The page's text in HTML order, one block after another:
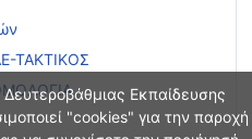
Εκπαίδευσης
"cookies" για την παροχή
ΤΑΚΤΙΚΟΣ